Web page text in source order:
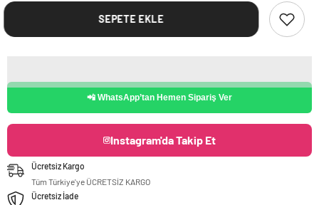
SEPETE EKLE
📲 WhatsApp’tan Hemen Sipariş Ver
Instagram'da Takip Et
Ücretsiz Kargo
Tüm Türkiye'ye ÜCRETSİZ KARGO
Ücretsiz İade